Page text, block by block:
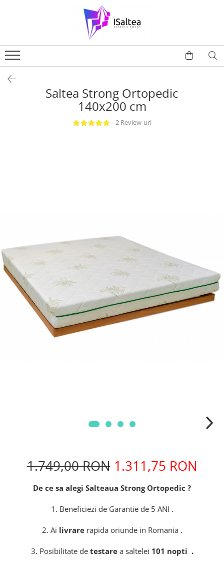
Saltea Strong Ortopedic
140x200 cm
2 Review-uri
1.749,00 RON 1.311,75 RON
De ce sa alegi Salteaua Strong Ortopedic ?
1. Beneficiezi de Garantie de 5 ANI .
2. Ai livrarerapida oriunde in Romania .
3. Posibilitate de testarea saltelei 101 nopti .